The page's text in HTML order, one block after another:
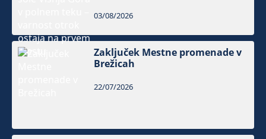
03/08/2026
Zaključek Mestne promenade v
Brežicah
22/07/2026